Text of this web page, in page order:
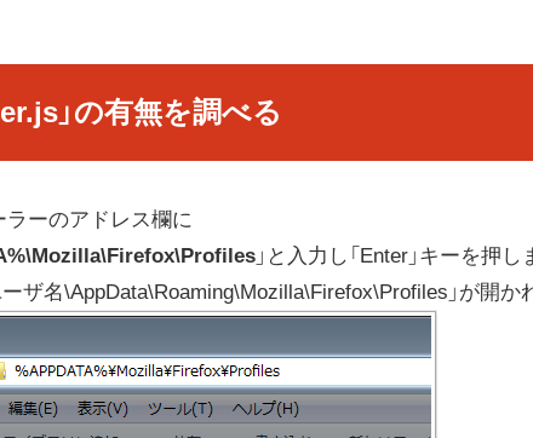
」の有無を調べる
ラーのアドレス欄に
」と入力し「Enter」キーを押し
ーザ名\AppData\Roaming\Mozilla\Firefox\Profiles」が開か